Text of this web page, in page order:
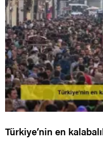
Türkiye’nin en